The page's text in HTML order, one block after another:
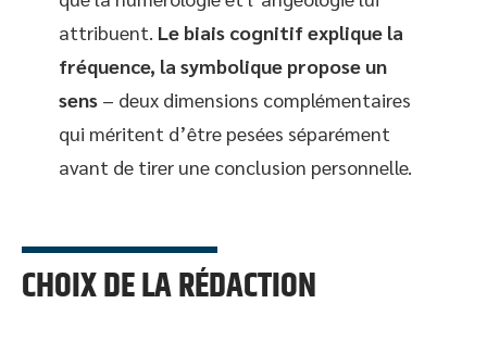
attribuent. Le biais cognitif explique la
fréquence, la symbolique propose un
sens – deux dimensions complémentaires
qui méritent d’être pesées séparément
avant de tirer une conclusion personnelle.
CHOIX DE LA RÉDACTION